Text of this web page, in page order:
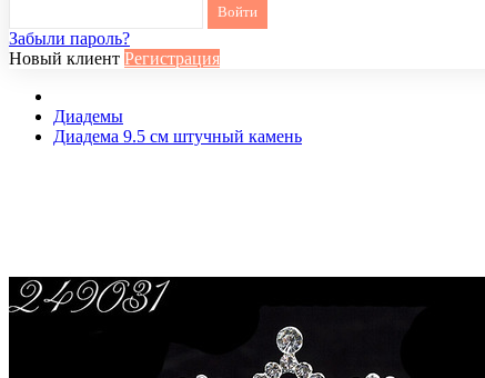
Забыли пароль?
Новый клиент Регистрация
Диадемы
Диадема 9.5 см штучный камень